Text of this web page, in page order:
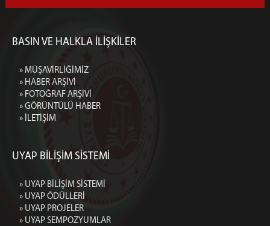
BASIN VE HALKLA İLİŞKİLER
» MÜŞAVİRLİĞİMİZ
» HABER ARŞİVİ
» FOTOĞRAF ARŞİVİ
» GÖRÜNTÜLÜ HABER
» İLETİŞİM
UYAP BİLİŞİM SİSTEMİ
» UYAP BİLİŞİM SİSTEMİ
» UYAP ÖDÜLLERİ
» UYAP PROJELER
» UYAP SEMPOZYUMLAR